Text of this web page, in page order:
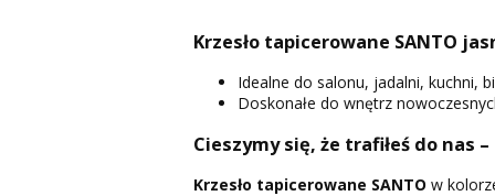
Krzesło tapicerowane SANTO
Idealne do salonu, jadalni, kuchni,
Doskonałe do wnętrz
Cieszymy się, że trafiłeś do nas
Krzesło tapicerowane SANTO w